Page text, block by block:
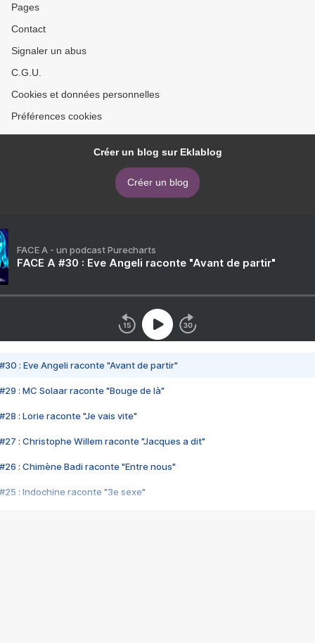
Pages
Contact
Signaler un abus
C.G.U.
Cookies et données personnelles
Préférences cookies
Créer un blog sur Eklablog
Créer un blog
FACE A - un podcast Purecharts
FACE A #30 : Eve Angeli raconte "Avant de partir"
#30 : Eve Angeli raconte "Avant de partir"
#29 : MC Solaar raconte "Bouge de là"
#28 : Lorie raconte "Je vais vite"
#27 : Christophe Willem raconte "Jacques a dit"
#26 : Chimène Badi raconte "Entre nous"
#25 : Indochine raconte "3e sexe"